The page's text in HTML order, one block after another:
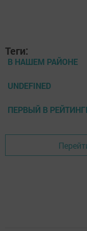
Теги:
В НАШЕМ РАЙОНЕ
UNDEFINED
ПЕРВЫЙ В